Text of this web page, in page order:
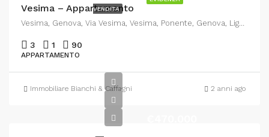
VENDITA
Vesima – Appartamento
Vesima, Genova, Via Vesima, Vesima, Ponente, Genova, Liguria, 16158, Italia
3 1 90
APPARTAMENTO
Immobiliare Bianchi & Caffagni 2 anni ago